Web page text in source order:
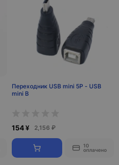
Переходник USB mini 5P - USB
mini B
154 ¥ 2,156 ₽
10
оплачено